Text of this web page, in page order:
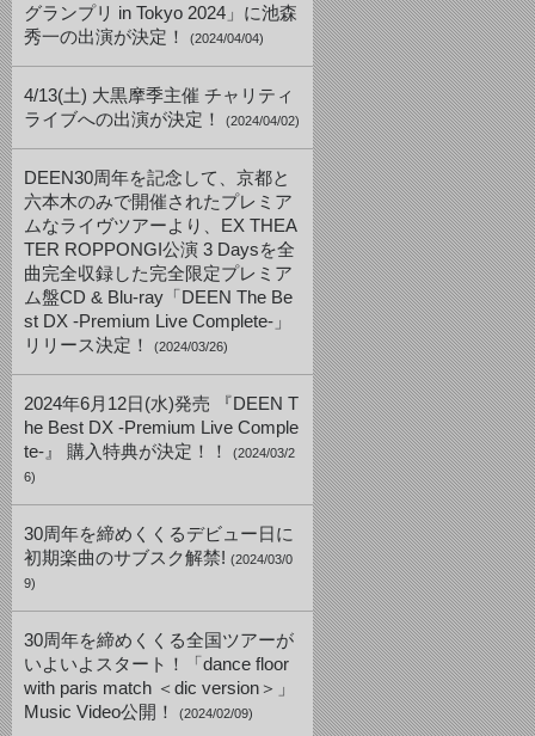
グランプリ in Tokyo 2024」に池森
秀一の出演が決定！
(2024/04/04)
4/13(土) 大黒摩季主催 チャリティ
ライブへの出演が決定！
(2024/04/02)
DEEN30周年を記念して、京都と
六本木のみで開催されたプレミア
ムなライヴツアーより、EX THEA
TER ROPPONGI公演 3 Daysを全
曲完全収録した完全限定プレミア
ム盤CD & Blu-ray「DEEN The Be
st DX -Premium Live Complete-」
リリース決定！
(2024/03/26)
2024年6月12日(水)発売 『DEEN T
he Best DX -Premium Live Comple
te-』 購入特典が決定！！
(2024/03/2
6)
30周年を締めくくるデビュー日に
初期楽曲のサブスク解禁! (2024/03/0
9)
30周年を締めくくる全国ツアーが
いよいよスタート！「dance floor
with paris match ＜dic version＞」
Music Video公開！
(2024/02/09)